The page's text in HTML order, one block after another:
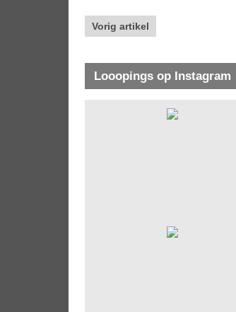
Vorig artikel
Looopings op Instagram